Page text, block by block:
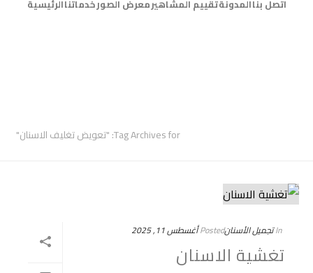
الرئيسيةخدماتنامعرض الصورتقييم المشاهيرالمدونةاتصل بنا
Tag Archives for: "تعويض تغليف الاسنان"
Inتجميل الأسنانPostedأغسطس 11, 2025
تغشية الاسنان